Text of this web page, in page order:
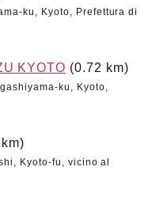
ku, Kyoto, Prefettura di
KYOTO (0.72 km)
ku, Kyoto,
Kyoto-fu, vicino al